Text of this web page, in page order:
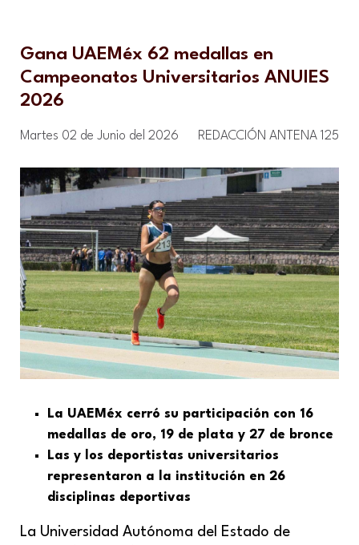
Gana UAEMéx 62 medallas en
Campeonatos Universitarios ANUIES
2026
Martes 02 de Junio del 2026 REDACCIÓN ANTENA 125
La UAEMéx cerró su participación con 16
medallas de oro, 19 de plata y 27 de bronce
Las y los deportistas universitarios
representaron a la institución en 26
disciplinas deportivas
La Universidad Autónoma del Estado de